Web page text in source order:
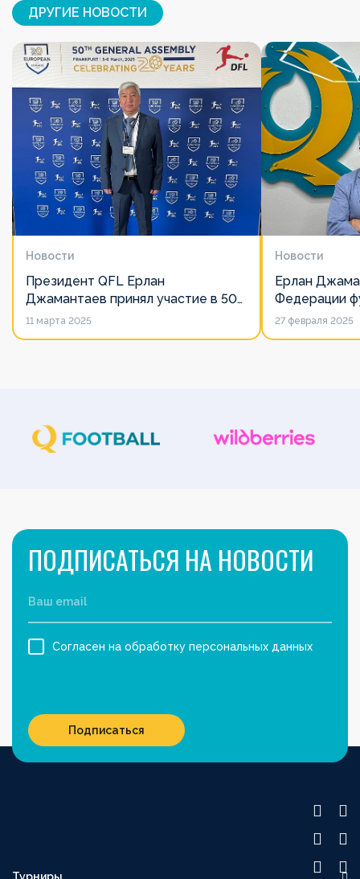
ДРУГИЕ НОВОСТИ
Новости
Президент QFL Ерлан
Джамантаев принял участие в 50-
м Общем собрании Европейских
11 марта 2025
Новости
Ерлан
Федерации
дорожит
27 февраля 2025
ПОДПИСАТЬСЯ НА НОВОСТИ
Согласен на обработку персональных данных
Подписаться